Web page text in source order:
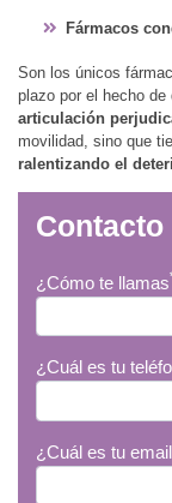
Fármacos
Son los únicos
plazo por el hecho de
articulación
movilidad, sino que
ralentizando el
Contacto
¿Cómo te llamas
¿Cuál es tu
¿Cuál es tu email